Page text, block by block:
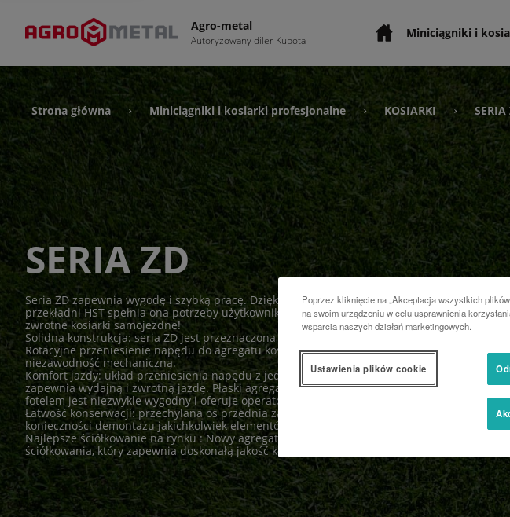
Agro-metal
Autoryzowany diler Kubota Miniciągniki i
Strona główna › Miniciągniki i kosiarki profesjonalne › KOSIARKI › SERIA
SERIA ZD
Seria ZD zapewnia wygodę i szybką pracę. Dzięki potężnemu silnikowi Diesla i
przekładni HST spełnia ona potrzeby użytkowników profesjonalnych. To najlepsze i
zwrotne kosiarki samojezdne!
Solidna konstrukcja: seria ZD jest przeznaczona do intensywnych obciążeń roboczych.
Rotacyjne przeniesienie napędu do agregatu koszącego za pomocą wału Kardana zapewnia
niezawodność mechaniczną.
Komfort jazdy: układ przeniesienia napędu z jednym silnikiem hydraulicznym dla każdego
zapewnia wydajną i zwrotną jazdę. Płaski agregat koszący z ergonomicznie regulowanym
fotelem jest niezwykle wygodny i oferuje operatorowi łatwe w obsłudze elementy sterujące.
Łatwość konserwacji: przechylana oś przednia zapewnia szybki dostęp do kosiarki bez
konieczności demontażu jakichkolwiek elementów.
Najlepsze ściółkowanie na rynku : Nowy agregat koszący oferuje teraz rewolucyjny zestaw do
ściółkowania, który zapewnia doskonałą jakość koszenia bez konieczności wymiany noży.
Poprzez kliknięcie na „Akceptacja wszystkich
na swoim urządzeniu w celu usprawnienia
wsparcia naszych działań marketingowych.
Ustawienia plików cookie